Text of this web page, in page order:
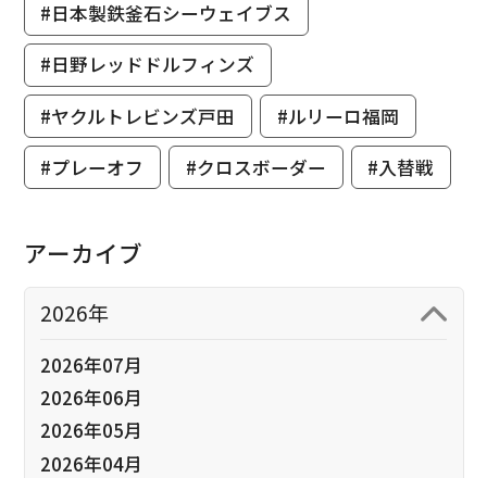
#日本製鉄釜石シーウェイブス
#日野レッドドルフィンズ
#ヤクルトレビンズ戸田
#ルリーロ福岡
#プレーオフ
#クロスボーダー #入替戦
アーカイブ
2026年
2026年07月
2026年06月
2026年05月
2026年04月